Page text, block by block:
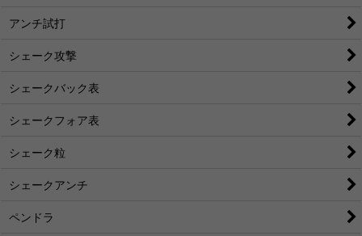
アンチ試打
シェーク攻撃
シェークバック表
シェークフォア表
シェーク粒
シェークアンチ
ペンドラ